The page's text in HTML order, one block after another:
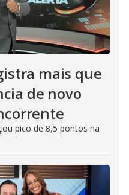
mais que
de novo
pico de 8,5 pontos na